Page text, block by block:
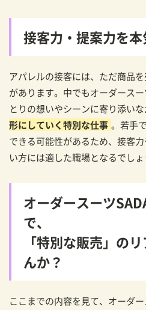
接客力・提案力を
アパレルの接客には、ただ商品
があります。中でもオーダース
とりの想いやシーンに寄り添いな
形にしていく特別な仕事 。若手
できる可能性があるため、接客
い方には適した職場となるでしょ
オーダースーツ
で、
「特別な販売」の
んか？
ここまでの内容を見て、オーダ